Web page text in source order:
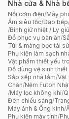
Nhà cửa & Nhà
Nồi cơm điện/Máy
Ấm siêu tốc/Dao bếp
/Bình giữ nhiệt / Ly
Đồ phục vụ bàn ăn/
Túi & màng bọc tái
Phụ kiện làm sạch
Vật phẩm thiết yếu
Đồ dùng vệ sinh thiết
Sắp xếp nhà tắm/Vật
Chăn/Nệm Futon
/Máy lọc không khí/
Đèn chiếu sáng/
Máy ảnh & Ống kính/
Phụ kiện máy tính/